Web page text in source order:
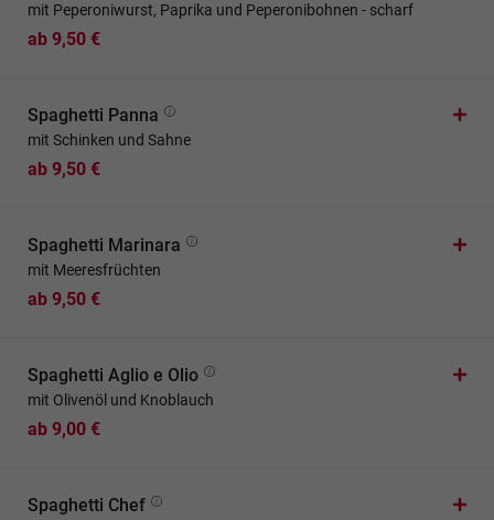
mit Peperoniwurst, Paprika und Peperonibohnen - scharf
ab 9,50 €
Spaghetti Panna
mit Schinken und Sahne
ab 9,50 €
Spaghetti Marinara
mit Meeresfrüchten
ab 9,50 €
Spaghetti Aglio e Olio
mit Olivenöl und Knoblauch
ab 9,00 €
Spaghetti Chef